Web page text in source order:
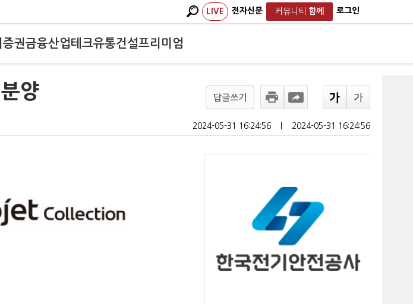
LIVE 전자신문 커뮤니티 함께 로그인
증권금융산업테크유통건설프리미엄
양 답글쓰기
2024-05-31 16:24:56 2024-05-31 16:24:56